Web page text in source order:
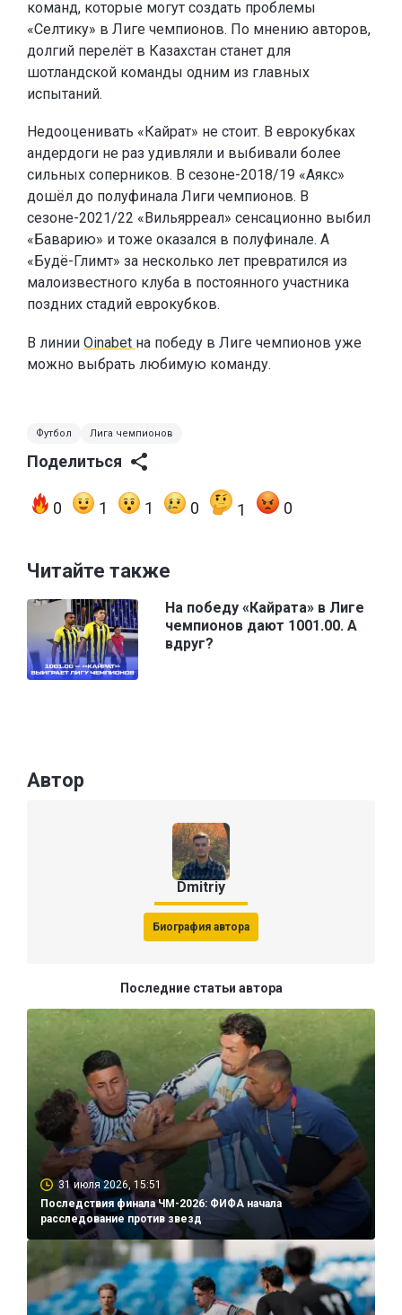
команд, которые могут создать проблемы
«Селтику» в Лиге чемпионов. По мнению авторов,
долгий перелёт в Казахстан станет для
шотландской команды одним из главных
испытаний.
Недооценивать «Кайрат» не стоит. В еврокубках
андердоги не раз удивляли и выбивали более
сильных соперников. В сезоне-2018/19 «Аякс»
дошёл до полуфинала Лиги чемпионов. В
сезоне-2021/22 «Вильярреал» сенсационно выбил
«Баварию» и тоже оказался в полуфинале. А
«Будё-Глимт» за несколько лет превратился из
малоизвестного клуба в постоянного участника
поздних стадий еврокубков.
В линии Oinabet на победу в Лиге чемпионов уже
можно выбрать любимую команду.
Футбол Лига чемпионов
Поделиться
0 1 1 0 1 0
Читайте также
На победу «Кайрата» в Лиге
чемпионов дают 1001.00. А
вдруг?
Автор
Dmitriy
Биография автора
Последние статьи автора
31 июля 2026, 15:51
Последствия финала ЧМ-2026: ФИФА начала
расследование против звезд